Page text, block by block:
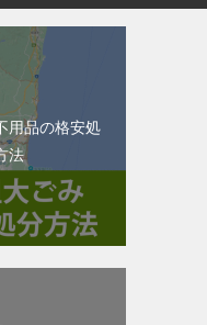
用品の格安処
法